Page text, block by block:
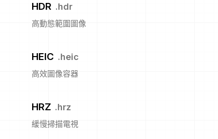
HDR .hdr
高動態範圍圖像
HEIC .heic
高效圖像容器
HRZ .hrz
緩慢掃描電視